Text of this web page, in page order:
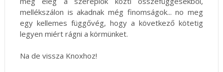
mellékszálon is akadnak még finomságok... no meg
egy kellemes függővég, hogy a következő kötetig
legyen miért rágni a körmünket.
Na de vissza Knoxhoz!